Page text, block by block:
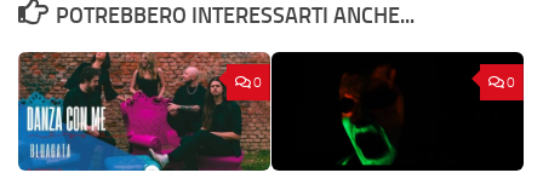
POTREBBERO INTERESSARTI ANCHE...
0 0